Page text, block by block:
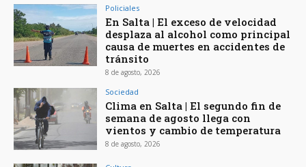
Policiales
En Salta | El exceso de velocidad
desplaza al alcohol como principal
causa de muertes en accidentes de
tránsito
8 de agosto, 2026
Sociedad
Clima en Salta | El segundo fin de
semana de agosto llega con
vientos y cambio de temperatura
8 de agosto, 2026